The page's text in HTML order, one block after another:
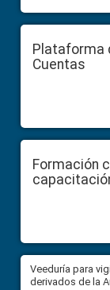
Plataforma
Cuentas
Formación
Veeduría para
derivados de la